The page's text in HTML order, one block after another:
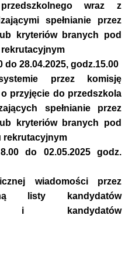
przedszkolnego wraz z
spełnianie przez
kryteriów branych pod
rekrutacyjnym
do 28.04.2025, godz.15.00
przez komisję
przyjęcie do przedszkola
spełnianie przez
kryteriów branych pod
rekrutacyjnym
do 02.05.2025 godz.
wiadomości przez
listy kandydatów
i kandydatów